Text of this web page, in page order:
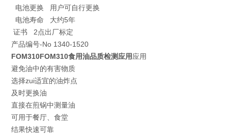
电池更换 用户可自行更换
电池寿命 大约5年
证书 2点出厂标定
产品编号-No 1340-1520
FOM310FOM310食用油品质检测应用应用
避免油中的有害物质
选择zui适宜的油炸点
及时更换油
直接在煎锅中测量油
可用于餐厅、食堂
结果快速可靠